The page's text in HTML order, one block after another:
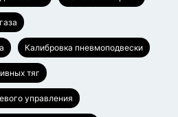
Калибровка пневмоподвески
тяг
управления